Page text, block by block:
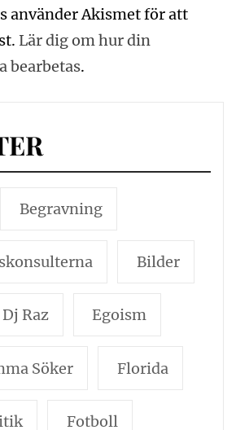
använder Akismet för att
Lär dig om hur din
bearbetas.
Begravning
Bilder
Dj Raz Egoism
Söker Florida
Fotboll